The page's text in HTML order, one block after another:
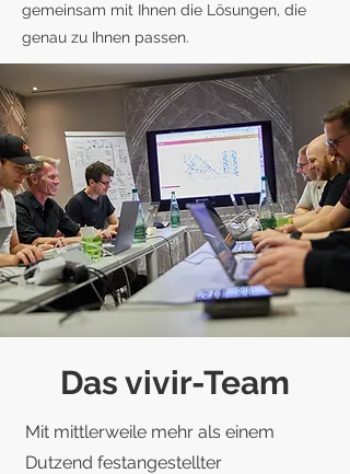
gemeinsam mit Ihnen die Lösungen, die
genau zu Ihnen passen.
Das vivir-Team
Mit mittlerweile mehr als einem
Dutzend festangestellter